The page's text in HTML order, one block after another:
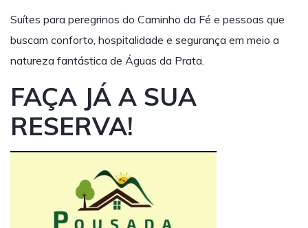
Suítes para peregrinos do Caminho da Fé e pessoas que
buscam conforto, hospitalidade e segurança em meio a
natureza fantástica de Águas da Prata.
FAÇA JÁ A SUA
RESERVA!